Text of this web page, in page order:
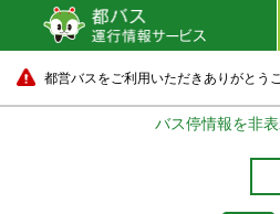
都営バスをご利用いただきありがとう
バス停情報を非